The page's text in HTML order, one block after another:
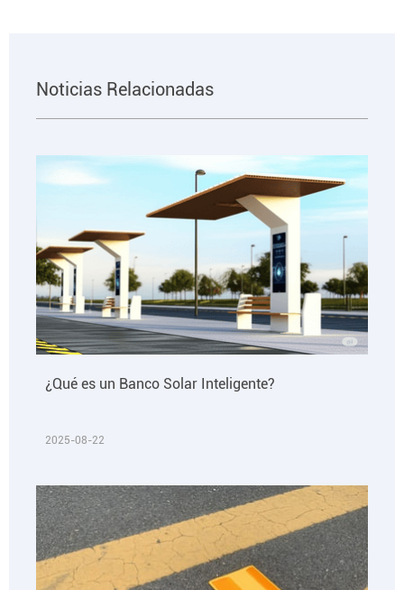
Noticias Relacionadas
¿Qué es un Banco Solar Inteligente?
2025-08-22